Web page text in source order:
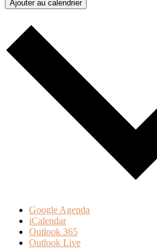
Ajouter au calendrier
Google Agenda
iCalendar
Outlook 365
Outlook Live